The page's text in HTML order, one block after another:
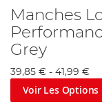
Manches
Grey
39,85 € - 41,99 €
Voir Les Options